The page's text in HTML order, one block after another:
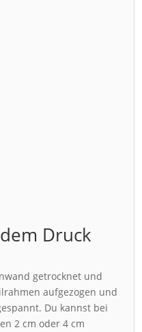
Druck
getrocknet und
aufgezogen und
Du kannst bei
2 cm oder 4 cm